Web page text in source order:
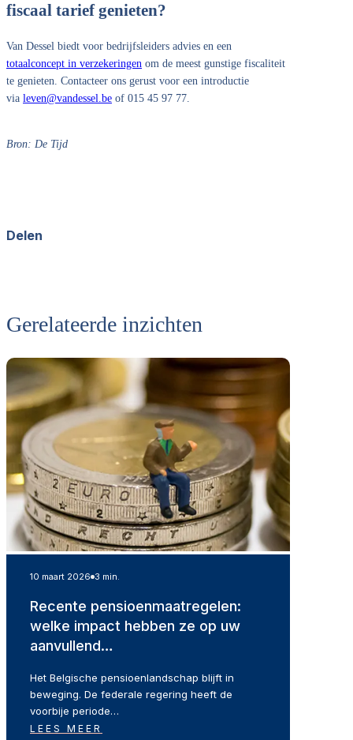
fiscaal tarief genieten?
Van Dessel biedt voor bedrijfsleiders advies en een
totaalconcept in verzekeringen om de meest gunstige fiscaliteit
te genieten. Contacteer ons gerust voor een introductie
via leven@vandessel.be of 015 45 97 77.
Bron: De Tijd
Delen
Gerelateerde inzichten
10 maart 2026 3 min.
Recente pensioenmaatregelen:
welke impact hebben ze op uw
aanvullend…
Het Belgische pensioenlandschap blijft in
beweging. De federale regering heeft de
voorbije periode…
LEES MEER